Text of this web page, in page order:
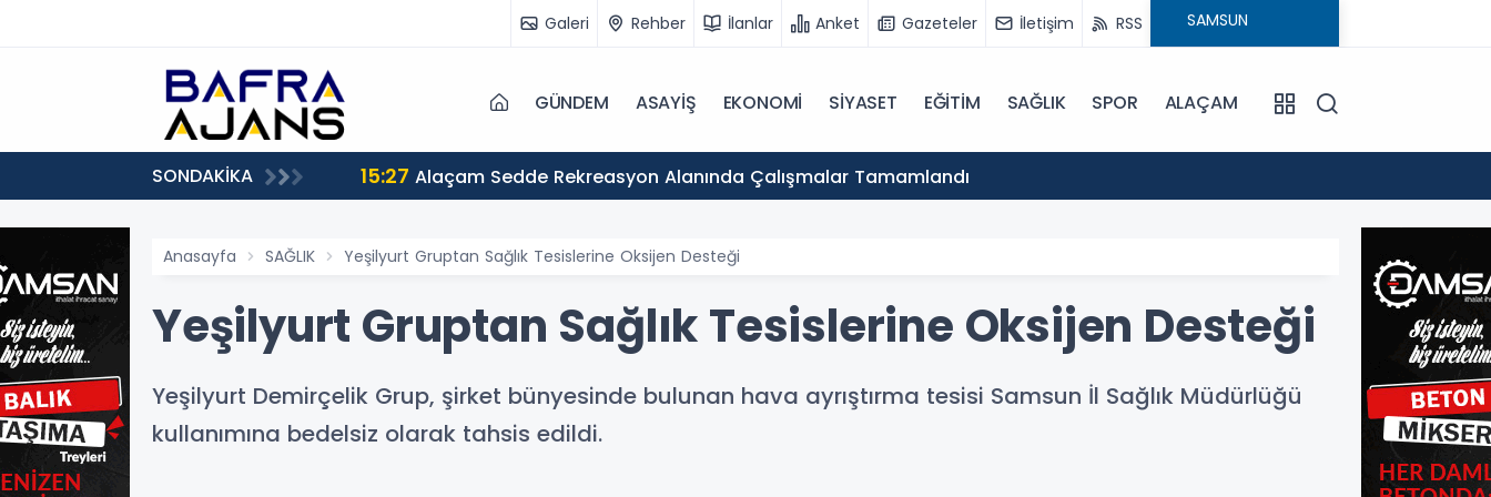
Galeri Rehber İlanlar Anket Gazeteler İletişim RSS
GÜNDEM ASAYİŞ EKONOMİ SİYASET EĞİTİM SAĞLIK SPOR ALAÇAM
SONDAKİKA 15:27 Alaçam Sedde Rekreasyon Alanında Çalışmalar Tamamlandı
Anasayfa SAĞLIK Yeşilyurt Gruptan Sağlık Tesislerine Oksijen Desteği
Yeşilyurt Gruptan Sağlık Tesislerine Oksijen Desteği
Yeşilyurt Demirçelik Grup, şirket bünyesinde bulunan hava ayrıştırma tesisi Samsun İl Sağlık Müdürlüğü
kullanımına bedelsiz olarak tahsis edildi.